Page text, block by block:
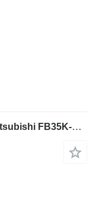
Contactor EFBC50226 641707 za Mitsubishi FB35K-PAC/EP35K-PAC viljuškara